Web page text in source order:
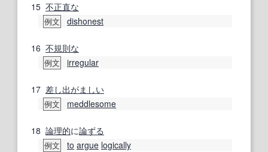
15 不正直な
例文 dishonest
16 不規則な
例文 irregular
17 差し出がましい
例文 meddlesome
18 論理的に論ずる
例文 to argue logically